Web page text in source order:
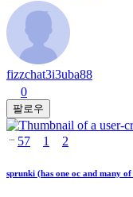
fizzchat3i3uba88
0
팔로우
57 1 2
sprunki (has one oc and many